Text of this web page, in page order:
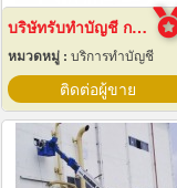
บริษัทรับทำบัญชี กรุงเทพ
หมวดหมู่ : บริการทำบัญชี
ติดต่อผู้ขาย